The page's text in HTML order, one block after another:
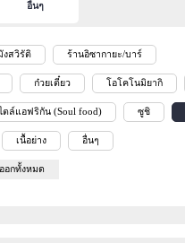
อื่นๆ
งสวิรัติ ร้านอิซากายะ/บาร์
ก๋วยเตี๋ยว โอโคโนมิยากิ
ตล์แอฟริกัน (Soul food) ซูชิ
เนื้อย่าง อื่นๆ
อกทั้งหมด